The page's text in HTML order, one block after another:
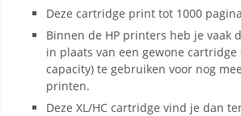
Deze cartridge print tot 1000
Binnen de HP printers heb je vaak
in plaats van een gewone cartridge
capacity) te gebruiken voor nog
printen.
Deze XL/HC cartridge vind je dan